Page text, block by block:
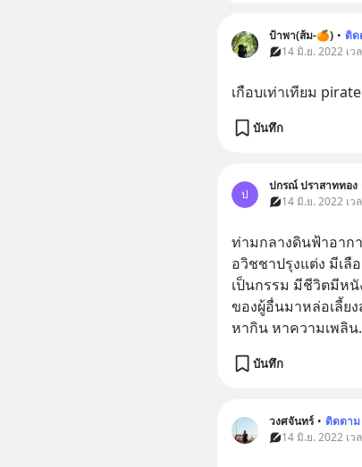
ป้าพา(ส้ม-🍊) • ติด
14 มิ.ย. 2022 เว
เกือบเท่าเทียม
บันทึก
ป
ปกรณ์ ปราสาททอง
14 มิ.ย. 2022 เว
ท่ามกลางดินฟ้าอาก
อวิชชาปรุงแต่ง มีเลื
เป็นกรรม มีชีวิตมีหนั
ของผู้อื่นมาหล่อเลี้ย
หากิน หาความเพลิน
บันทึก
วงศจันทร์ • ติดตาม
14 มิ.ย. 2022 เว